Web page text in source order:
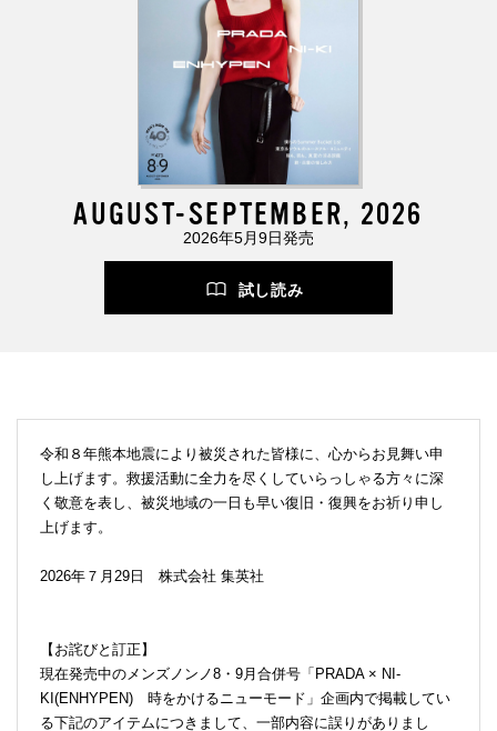
AUGUST-SEPTEMBER, 2026
2026年5月9日発売
試し読み
令和８年熊本地震により被災された皆様に、心からお見舞い申
し上げます。救援活動に全力を尽くしていらっしゃる方々に深
く敬意を表し、被災地域の一日も早い復旧・復興をお祈り申し
上げます。
2026年７月29日 株式会社 集英社
【お詫びと訂正】
現在発売中のメンズノンノ8・9月合併号「PRADA × NI-
KI(ENHYPEN) 時をかけるニューモード」企画内で掲載してい
る下記のアイテムにつきまして、一部内容に誤りがありまし